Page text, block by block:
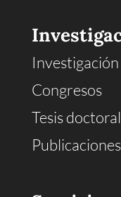
Investigación
Congresos
Tesis
Publicaciones